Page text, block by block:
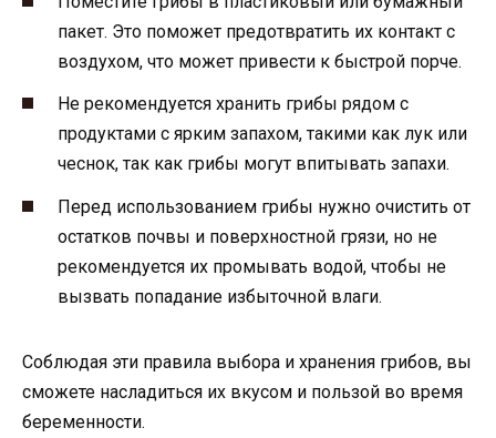
пакет. Это поможет предотвратить их контакт с
воздухом, что может привести к быстрой порче.
Не рекомендуется хранить грибы рядом с
продуктами с ярким запахом, такими как лук или
чеснок, так как грибы могут впитывать запахи.
Перед использованием грибы нужно очистить от
остатков почвы и поверхностной грязи, но не
рекомендуется их промывать водой, чтобы не
вызвать попадание избыточной влаги.
Соблюдая эти правила выбора и хранения грибов, вы
сможете насладиться их вкусом и пользой во время
беременности.